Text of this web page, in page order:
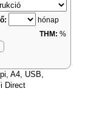
hónap
THM: %
A4, USB,
Direct